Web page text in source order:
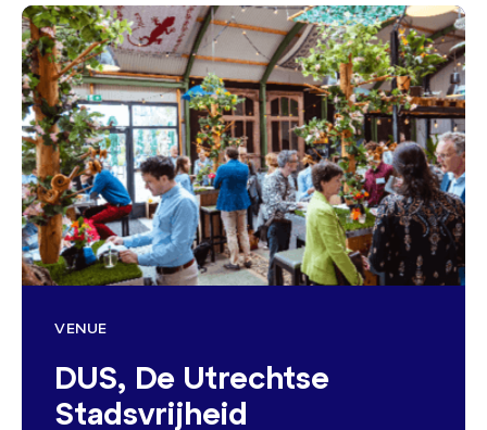
VENUE
DUS, De Utrechtse
Stadsvrijheid